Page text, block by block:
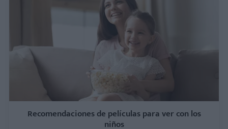
Recomendaciones de películas para ver con los
niños